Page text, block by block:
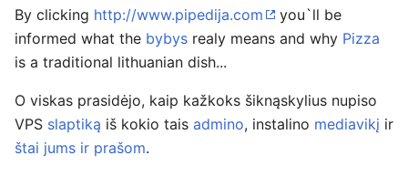
By clicking http://www.pipedija.com
you`ll be
informed what the bybys realy means and why Pizza
is a traditional lithuanian dish...
O viskas prasidėjo, kaip kažkoks šiknąskylius nupiso
VPS slaptiką iš kokio tais admino, instalino mediavikį ir
štai jums ir prašom.